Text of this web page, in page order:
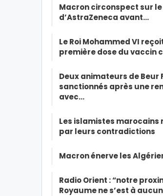
Macron circonspect sur
d’AstraZeneca avant…
Le Roi Mohammed VI
première dose du vaccin
Deux animateurs de Beur
sanctionnés après une
avec…
Les islamistes
par leurs contradictions
Macron énerve les
Radio Orient : “notre
Royaume ne s’est à